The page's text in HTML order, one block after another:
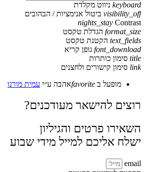
keyboard ניווט מקלדת
visibility_off ביטול אנימציות / הבהובים
nights_stay Contrast
format_size הגדלת טקסט
text_fields הקטנת טקסט
font_download גופן קריא
title סימון כותרות
link סימון קישורים ולחצנים
מופעל ב favoriteאהבה ע״י עמית מורנו
רוצים להישאר מעודכנים?
השאירו פרטים והגיליון
ישלח אליכם למייל מידי שבוע
email